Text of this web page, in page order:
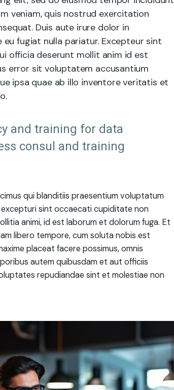
veniam, quis nostrud exercitation
Duis aute irure dolor in
fugiat nulla pariatur. Excepteur sint
officia deserunt mollit anim id est
error sit voluptatem accusantium
ipsa quae ab illo inventore veritatis et
and training for data
consul and training
qui blanditiis praesentium voluptatum
sint occaecati cupiditate non
animi, id est laborum et dolorum fuga. Et
libero tempore, cum soluta nobis est
placeat facere possimus, omnis
autem quibusdam et aut officiis
repudiandae sint et molestiae non